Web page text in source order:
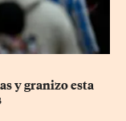
y granizo esta